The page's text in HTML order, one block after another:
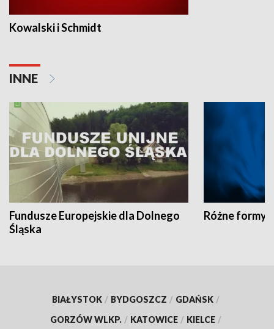
Kowalski i Schmidt
INNE
Fundusze Europejskie dla Dolnego
Śląska
Różne formy
BIAŁYSTOK / BYDGOSZCZ / GDAŃSK /
GORZÓW WLKP. / KATOWICE / KIELCE /